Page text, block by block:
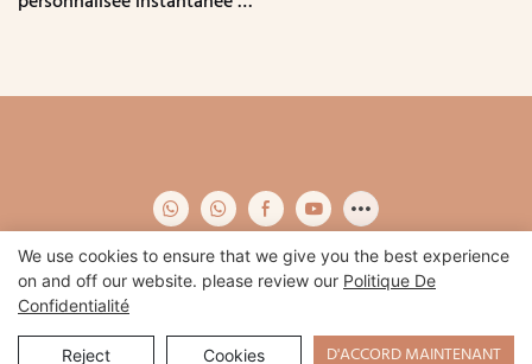
porter le hijab
Copyright © 2026 Qidian-
Politique de confidentialité
We use cookies to ensure that we give you the best experience
on and off our website. please review our Politique De
Confidentialité
Reject Cookies D'ACCORD MAINTENANT